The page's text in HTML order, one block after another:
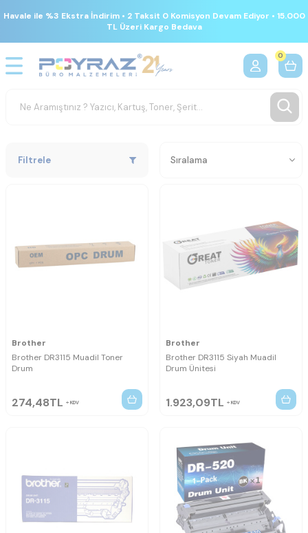
Havale ile %3 Ekstra İndirim • 2 Taksit 0 Komisyon Devam Ediyor • 15.000
TL Üzeri Kargo Bedava
0
Filtrele
Brother
Brother DR3115 Muadil Toner
Drum
274,48TL KDV
Brother
Brother DR3115 Siyah Muadil
Drum Ünitesi
1.923,09TL KDV